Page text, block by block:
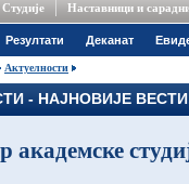
Студије Наставници и
Резултати Деканат
Актуелности
- НАЈНОВИЈЕ
академске